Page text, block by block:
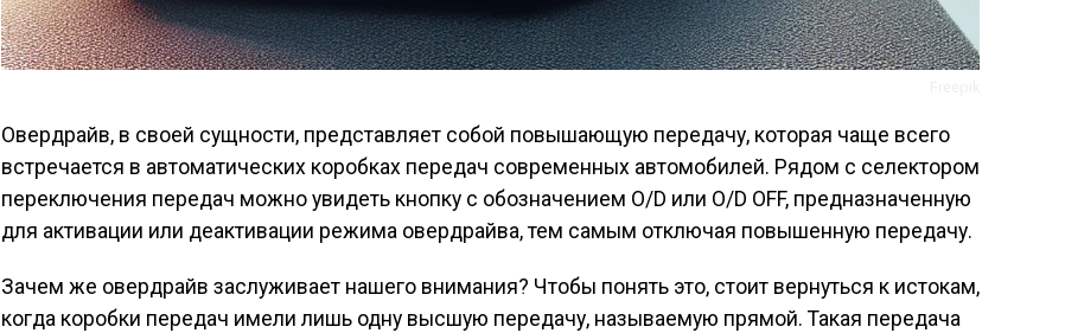
Овердрайв, в своей сущности, представляет собой повышающую передачу, которая чаще всего
встречается в автоматических коробках передач современных автомобилей. Рядом с селектором
переключения передач можно увидеть кнопку с обозначением O/D или O/D OFF, предназначенную
для активации или деактивации режима овердрайва, тем самым отключая повышенную передачу.
Зачем же овердрайв заслуживает нашего внимания? Чтобы понять это, стоит вернуться к истокам,
когда коробки передач имели лишь одну высшую передачу, называемую прямой. Такая передача